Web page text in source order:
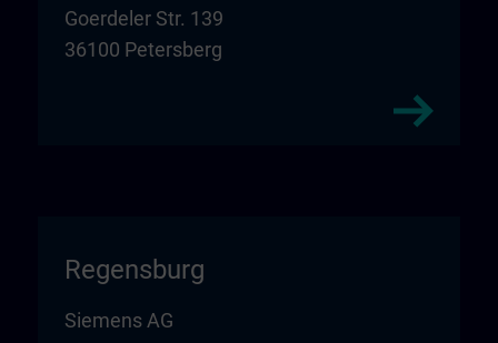
Goerdeler Str. 139
36100 Petersberg
Regensburg
Siemens AG